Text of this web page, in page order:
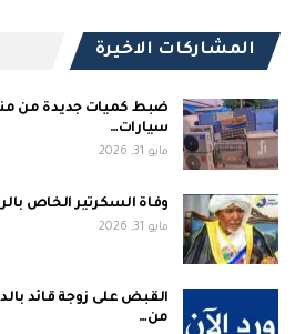
المشاركات الاخيرة
ضبط كميات جديدة من
سيارات…
مايو 31, 2026
وفاة السكرتير الخاص
مايو 31, 2026
القبض على زوجة قائد
من…